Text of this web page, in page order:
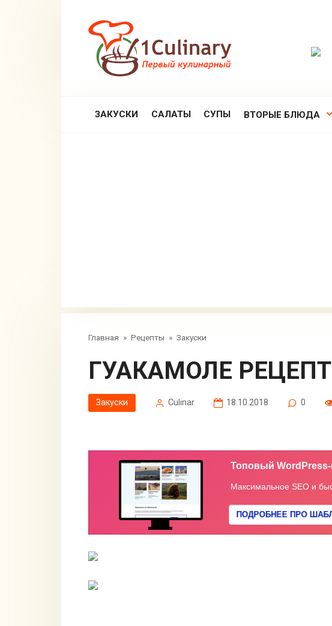
ЗАКУСКИ САЛАТЫ СУПЫ ВТОРЫЕ БЛЮДА
Главная » Рецепты » Закуски
ГУАКАМОЛЕ РЕЦЕПТ
Закуски Сulinar 18.10.2018 0